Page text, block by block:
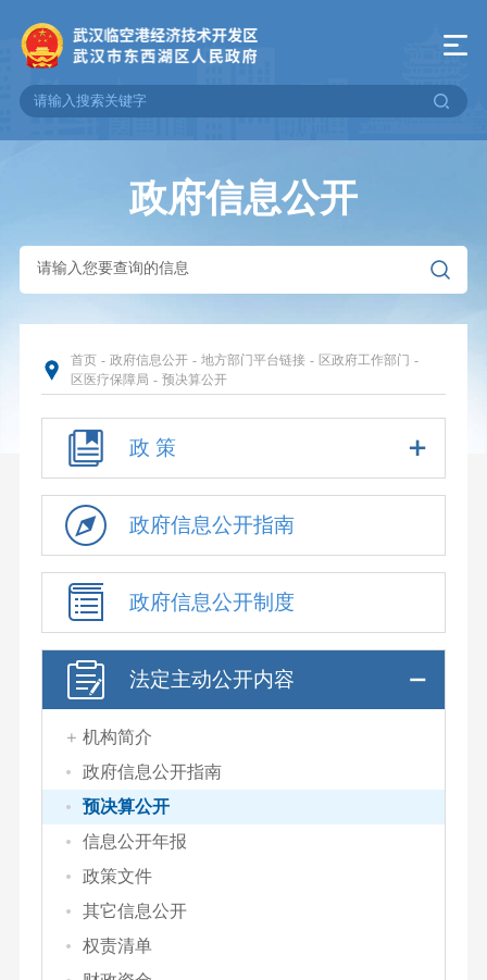
政府信息公开
首页 - 政府信息公开 - 地方部门平台链接 - 区政府工作部门 -
区医疗保障局 - 预决算公开
政 策
政府信息公开指南
政府信息公开制度
法定主动公开内容
机构简介
政府信息公开指南
预决算公开
信息公开年报
政策文件
其它信息公开
权责清单